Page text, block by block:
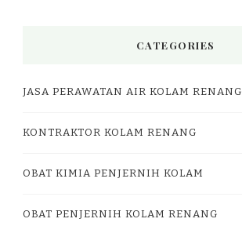
CATEGORIES
JASA PERAWATAN AIR KOLAM RENANG
KONTRAKTOR KOLAM RENANG
OBAT KIMIA PENJERNIH KOLAM
OBAT PENJERNIH KOLAM RENANG